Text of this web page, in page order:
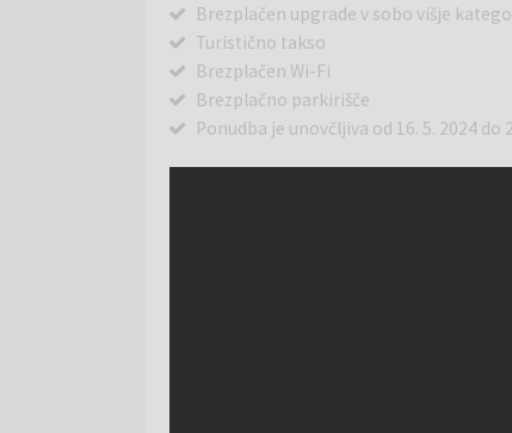
Brezplačen upgrade v sobo višje
Turistično takso
Brezplačen Wi-Fi
Brezplačno parkirišče
Ponudba je unovčljiva od 16. 5. 2024 do